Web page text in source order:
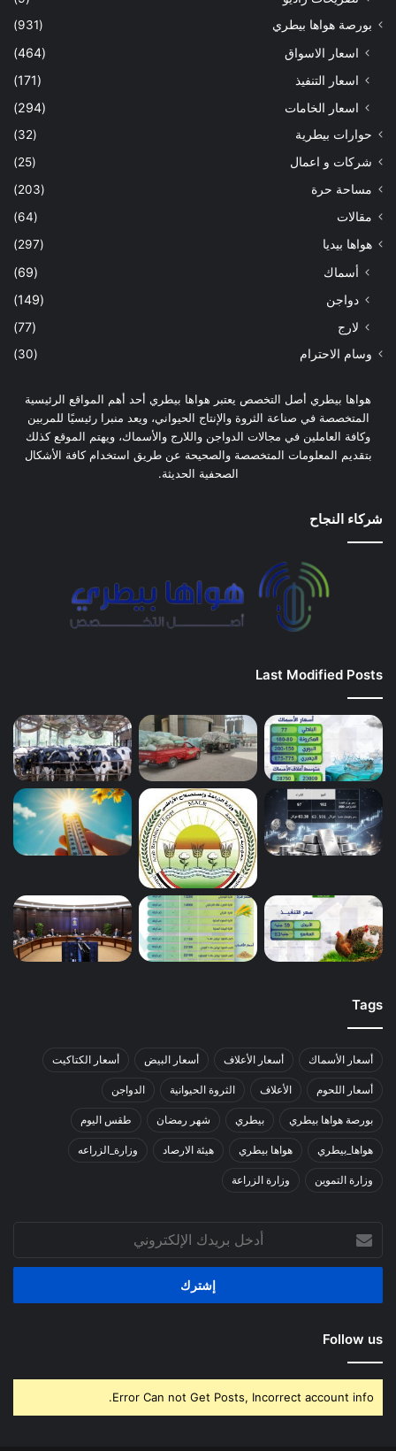
بورصة هواها بيطري (931)
اسعار الاسواق
(464)
اسعار التنفيذ
(171)
اسعار الخامات
(294)
حوارات بيطرية
(32)
شركات و اعمال
(25)
مساحة حرة
(203)
مقالات
(64)
هواها بيديا
(297)
أسماك
(69)
دواجن
(149)
لارج
(77)
وسام الاحترام (30)
هواها بيطري أصل التخصص يعتبر هواها بيطري أحد أهم المواقع الرئيسية
المتخصصة في صناعة الثروة والإنتاج الحيواني، ويعد منبرا رئيسيًا للمربين
وكافة العاملين في مجالات الدواجن واللارج والأسماك، ويهتم الموقع كذلك
بتقديم المعلومات المتخصصة والصحيحة عن طريق استخدام كافة الأشكال
الصحفية الحديثة.
شركاء النجاح
Last Modified Posts
Tags
أسعار الأسماك أسعار الأعلاف أسعار البيض أسعار الكتاكيت
أسعار اللحوم الأعلاف الثروة الحيوانية الدواجن
بورصة هواها بيطري بيطري شهر رمضان طقس اليوم
هواها_بيطري هواها بيطري هيئة الارصاد وزارة_الزراعه
وزارة التموين وزارة الزراعة
بريدك
الإلكتروني
Follow us
Error Can not Get Posts, Incorrect account info.